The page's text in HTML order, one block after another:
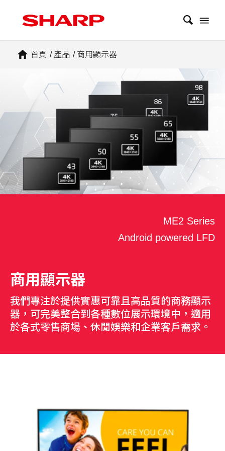
首頁 / 產品 / 商用顯示器
ME2 Series
Android powered LFD
商用顯示器
我們專注於提供實惠可靠且高品質的商務顯示
器，可完美整合到各種數位展示環境中，適用
於各式零售商場、休閒娛樂和企業客戶需求。